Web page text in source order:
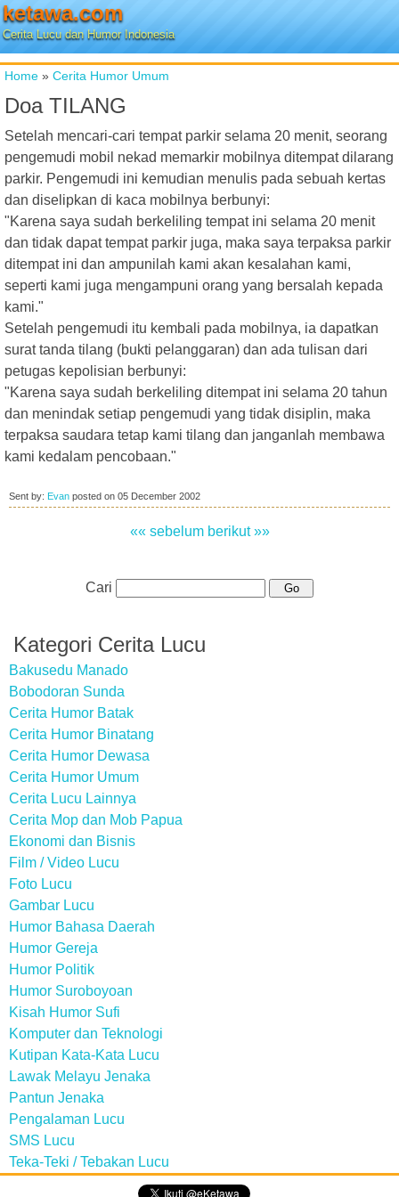
ketawa.com
Cerita Lucu dan Humor Indonesia
Home » Cerita Humor Umum
Doa TILANG
Setelah mencari-cari tempat parkir selama 20 menit, seorang
pengemudi mobil nekad memarkir mobilnya ditempat dilarang
parkir. Pengemudi ini kemudian menulis pada sebuah kertas
dan diselipkan di kaca mobilnya berbunyi:
"Karena saya sudah berkeliling tempat ini selama 20 menit
dan tidak dapat tempat parkir juga, maka saya terpaksa parkir
ditempat ini dan ampunilah kami akan kesalahan kami,
seperti kami juga mengampuni orang yang bersalah kepada
kami."
Setelah pengemudi itu kembali pada mobilnya, ia dapatkan
surat tanda tilang (bukti pelanggaran) dan ada tulisan dari
petugas kepolisian berbunyi:
"Karena saya sudah berkeliling ditempat ini selama 20 tahun
dan menindak setiap pengemudi yang tidak disiplin, maka
terpaksa saudara tetap kami tilang dan janganlah membawa
kami kedalam pencobaan."
Sent by: Evan posted on 05 December 2002
«« sebelum berikut »»
Cari
Kategori Cerita Lucu
Bakusedu Manado
Bobodoran Sunda
Cerita Humor Batak
Cerita Humor Binatang
Cerita Humor Dewasa
Cerita Humor Umum
Cerita Lucu Lainnya
Cerita Mop dan Mob Papua
Ekonomi dan Bisnis
Film / Video Lucu
Foto Lucu
Gambar Lucu
Humor Bahasa Daerah
Humor Gereja
Humor Politik
Humor Suroboyoan
Kisah Humor Sufi
Komputer dan Teknologi
Kutipan Kata-Kata Lucu
Lawak Melayu Jenaka
Pantun Jenaka
Pengalaman Lucu
SMS Lucu
Teka-Teki / Tebakan Lucu